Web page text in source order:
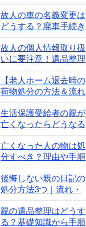
故人の車の名義変更は
どうする？廃車手続き
故人の個人情報取り扱
いに要注意！遺品整理
【老人ホーム退去時の
荷物処分の方法＆流れ
生活保護受給者の親が
亡くなったらどうなる
亡くなった人の物は処
分すべき？理由や手順
後悔しない親の日記の
処分方法3つ｜流れ・
親の遺品整理はどうす
る？基礎知識から手順